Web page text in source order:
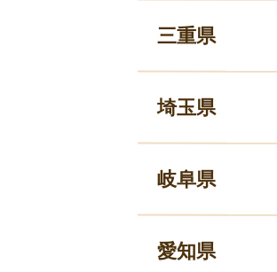
三重県
埼玉県
岐阜県
愛知県